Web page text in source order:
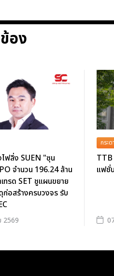
อง
ฟลิ่ง SUEN "ซุน
จำนวน 196.24 ล้าน
ทรด SET ชูแผนขยาย
อสร้างครบวงจร รับ
2569
กระด
TTB
แฟชั่